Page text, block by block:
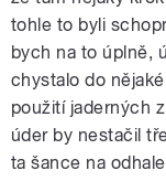
tohle to byli
bych na to úplně,
chystalo do
použití jaderných
úder by nestačil
ta šance na